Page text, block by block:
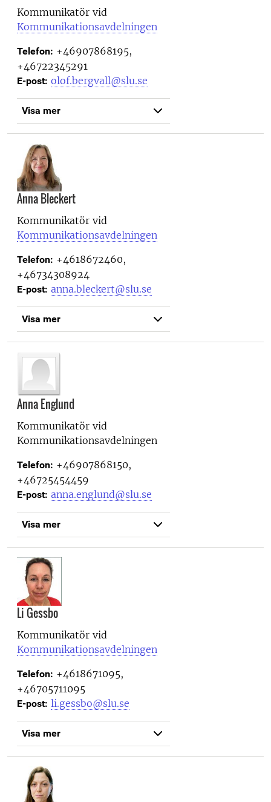
Kommunikatör vid
Kommunikationsavdelningen
Telefon: +46907868195,
+46722345291
E-post: olof.bergvall@slu.se
Visa mer
Anna Bleckert
Kommunikatör vid
Kommunikationsavdelningen
Telefon: +4618672460,
+46734308924
E-post: anna.bleckert@slu.se
Visa mer
Anna Englund
Kommunikatör vid
Kommunikationsavdelningen
Telefon: +46907868150,
+46725454459
E-post: anna.englund@slu.se
Visa mer
Li Gessbo
Kommunikatör vid
Kommunikationsavdelningen
Telefon: +4618671095,
+46705711095
E-post: li.gessbo@slu.se
Visa mer